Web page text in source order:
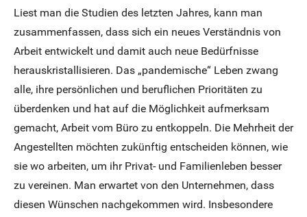
Liest man die Studien des letzten Jahres, kann man
zusammenfassen, dass sich ein neues Verständnis von
Arbeit entwickelt und damit auch neue Bedürfnisse
herauskristallisieren. Das „pandemische“ Leben zwang
alle, ihre persönlichen und beruflichen Prioritäten zu
überdenken und hat auf die Möglichkeit aufmerksam
gemacht, Arbeit vom Büro zu entkoppeln. Die Mehrheit der
Angestellten möchten zukünftig entscheiden können, wie
sie wo arbeiten, um ihr Privat- und Familienleben besser
zu vereinen. Man erwartet von den Unternehmen, dass
diesen Wünschen nachgekommen wird. Insbesondere